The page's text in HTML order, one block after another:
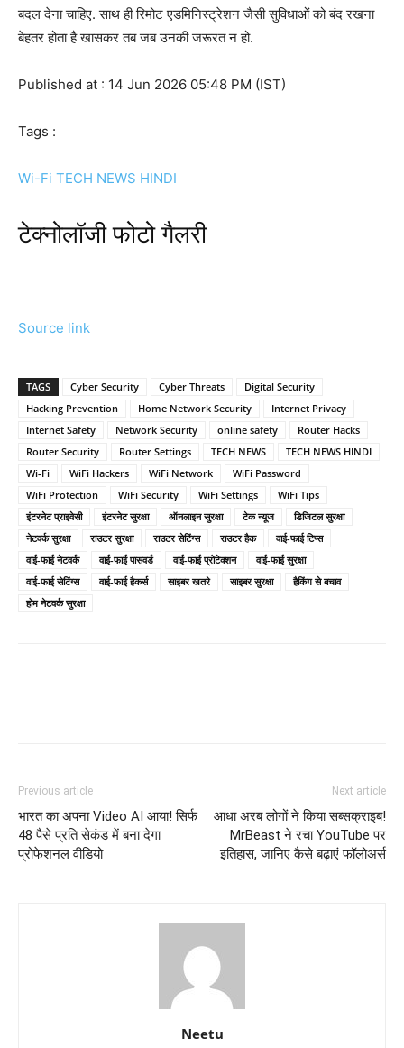
बदल देना चाहिए. साथ ही रिमोट एडमिनिस्ट्रेशन जैसी सुविधाओं को बंद रखना
बेहतर होता है खासकर तब जब उनकी जरूरत न हो.
Published at : 14 Jun 2026 05:48 PM (IST)
Tags :
Wi-Fi TECH NEWS HINDI
टेक्नोलॉजी फोटो गैलरी
Source link
TAGS Cyber Security Cyber Threats
Digital Security
Hacking Prevention
Home Network Security
Internet Privacy
Internet Safety
Network Security online safety
Router Hacks
Router Security
Router Settings TECH NEWS
TECH NEWS HINDI
Wi-Fi
WiFi Hackers WiFi Network
WiFi Password
WiFi Protection
WiFi Security WiFi Settings
WiFi Tips
इंटरनेट प्राइवेसी
इंटरनेट सुरक्षा ऑनलाइन सुरक्षा टेक न्यूज
डिजिटल सुरक्षा
नेटवर्क सुरक्षा
राउटर सुरक्षा राउटर सेटिंग्स राउटर हैक
वाई-फाई टिप्स
वाई-फाई नेटवर्क
वाई-फाई पासवर्ड वाई-फाई प्रोटेक्शन
वाई-फाई सुरक्षा
वाई-फाई सेटिंग्स
वाई-फाई हैकर्स साइबर खतरे साइबर सुरक्षा
हैकिंग से बचाव
होम नेटवर्क सुरक्षा
Previous article
भारत का अपना Video AI आया! सिर्फ
48 पैसे प्रति सेकंड में बना देगा
प्रोफेशनल वीडियो
Next article
आधा अरब लोगों ने किया सब्सक्राइब!
MrBeast ने रचा YouTube पर
इतिहास, जानिए कैसे बढ़ाएं फॉलोअर्स
Neetu